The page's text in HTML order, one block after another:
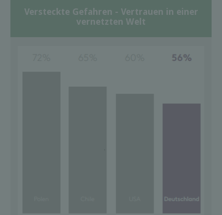
Versteckte Gefahren - Vertrauen in einer
vernetzten Welt